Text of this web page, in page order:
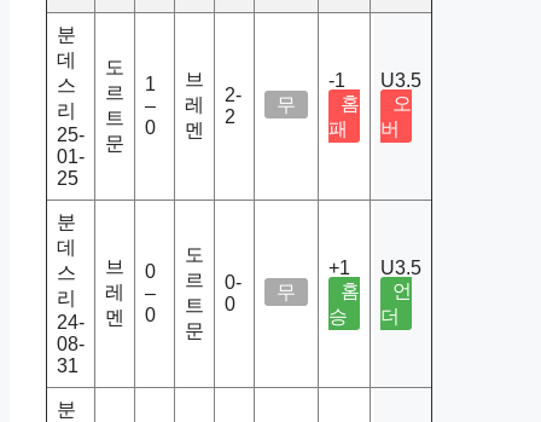
분
데
스
리
25-
01-
25
도
르
트
문
1
–
0
브
레
멘
2-
2
무
-1
홈
패
U3.5
오
버
분
데
스
리
24-
08-
31
브
레
멘
0
–
0
도
르
트
문
0-
0
무
+1
홈
승
U3.5
언
더
분